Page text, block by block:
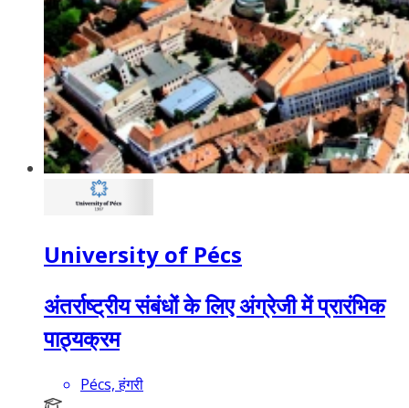
University of Pécs
अंतर्राष्ट्रीय संबंधों के लिए अंग्रेजी में प्रारंभिक
पाठ्यक्रम
Pécs, हंगरी